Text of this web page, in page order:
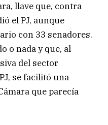
llave que, contra
el PJ, aunque
con 33 senadores.
o nada y que, al
del sector
se facilitó una
que parecía